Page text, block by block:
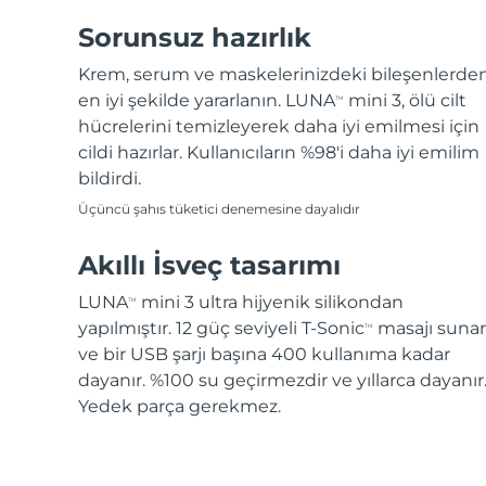
Sorunsuz hazırlık
Krem, serum ve maskelerinizdeki
en iyi şekilde yararlanın. LUNATM
mini 3, ölü cilt
hücrelerini temizleyerek daha iyi emilmesi için
cildi hazırlar. Kullanıcıların %98'i daha iyi emilim
bildirdi.
Üçüncü şahıs tüketici denemesine dayalıdır
Akıllı İsveç tasarımı
LUNATM
mini 3 ultra hijyenik silikondan
yapılmıştır. 12 güç seviyeli T-SonicTM
masajı sunar
ve bir USB şarjı başına 400 kullanıma kadar
dayanır. %100 su geçirmezdir ve yıllarca dayanır.
Yedek parça gerekmez.